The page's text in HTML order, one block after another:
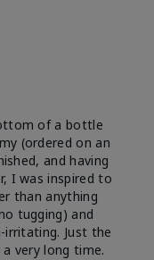
of a bottle
(ordered on an
and having
I was inspired to
than anything
tugging) and
irritating. Just the
very long time.